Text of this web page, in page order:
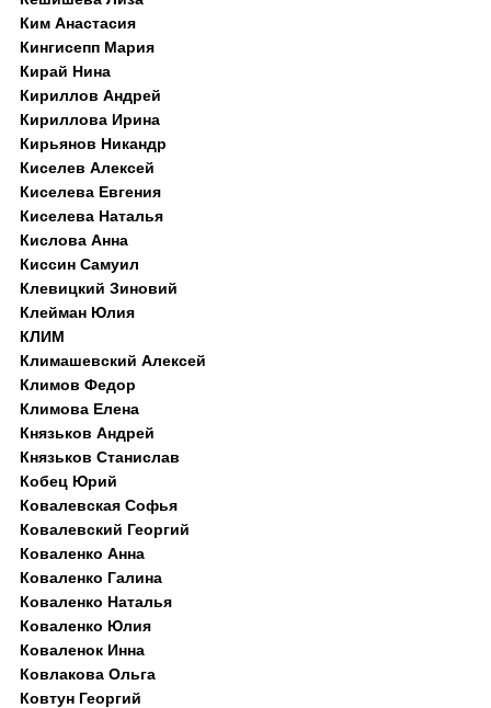
Ким Анастасия
Кингисепп Мария
Кирай Нина
Кириллов Андрей
Кириллова Ирина
Кирьянов Никандр
Киселев Алексей
Киселева Евгения
Киселева Наталья
Кислова Анна
Киссин Самуил
Клевицкий Зиновий
Клейман Юлия
КЛИМ
Климашевский Алексей
Климов Федор
Климова Елена
Князьков Андрей
Князьков Станислав
Кобец Юрий
Ковалевская Софья
Ковалевский Георгий
Коваленко Анна
Коваленко Галина
Коваленко Наталья
Коваленко Юлия
Коваленок Инна
Ковлакова Ольга
Ковтун Георгий